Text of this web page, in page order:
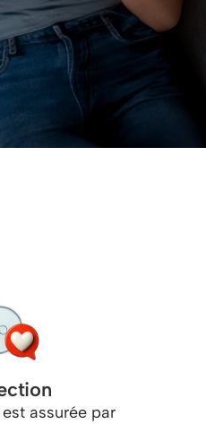
assurée par